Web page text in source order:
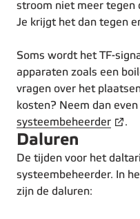
stroom niet meer tegen
Je krijgt het dan tegen
Soms wordt het TF-
apparaten zoals een
vragen over het
kosten? Neem dan
systeembeheerder
.
Daluren
De tijden voor het
systeembeheerder. In
zijn de daluren: